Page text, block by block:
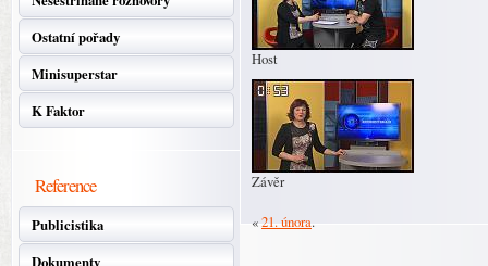
Ostatní pořady
Minisuperstar
K Faktor
Reference
Publicistika
Dokumenty
Host
Závěr
«21. února.